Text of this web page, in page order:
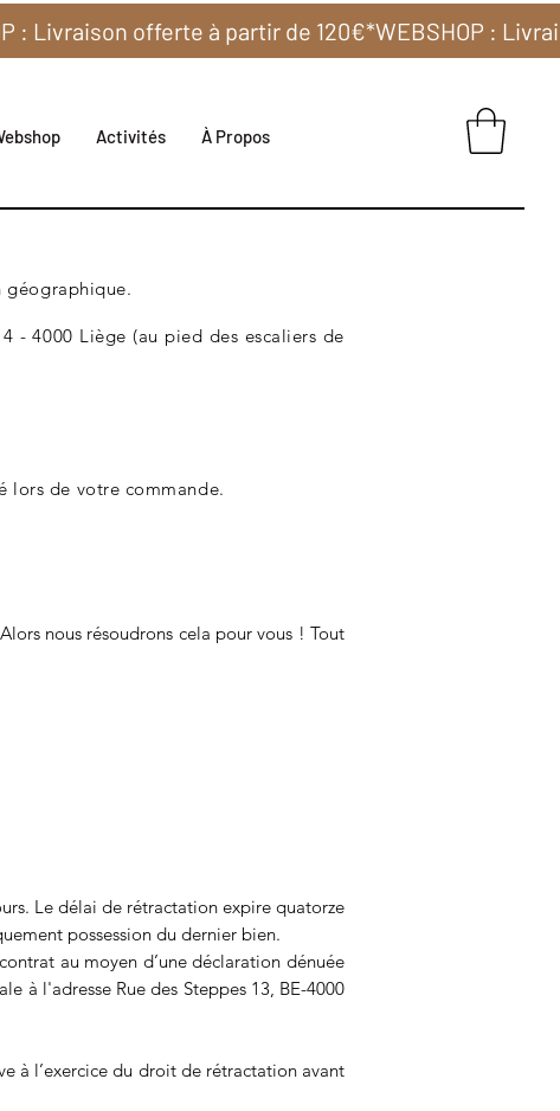
Activités À Propos
géographique.
- 4000 Liège (au pied des escaliers de
lors de votre commande.
nous résoudrons cela pour vous ! Tout
Le délai de rétractation expire quatorze
possession du dernier bien.
au moyen d’une déclaration dénuée
à l'adresse Rue des Steppes 13, BE-4000
à l’exercice du droit de rétractation avant